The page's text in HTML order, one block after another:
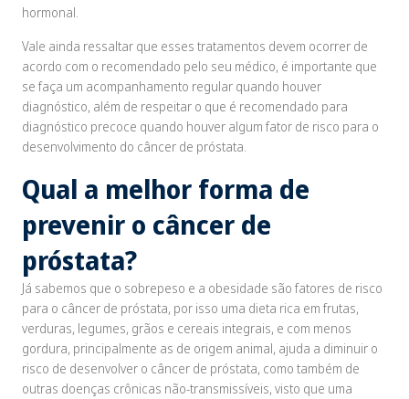
hormonal.
Vale ainda ressaltar que esses tratamentos devem ocorrer de
acordo com o recomendado pelo seu médico, é importante que
se faça um acompanhamento regular quando houver
diagnóstico, além de respeitar o que é recomendado para
diagnóstico precoce quando houver algum fator de risco para o
desenvolvimento do câncer de próstata.
Qual a melhor forma de
prevenir o câncer de
próstata?
Já sabemos que o sobrepeso e a obesidade são fatores de risco
para o câncer de próstata, por isso uma dieta rica em frutas,
verduras, legumes, grãos e cereais integrais, e com menos
gordura, principalmente as de origem animal, ajuda a diminuir o
risco de desenvolver o câncer de próstata, como também de
outras doenças crônicas não-transmissíveis, visto que uma